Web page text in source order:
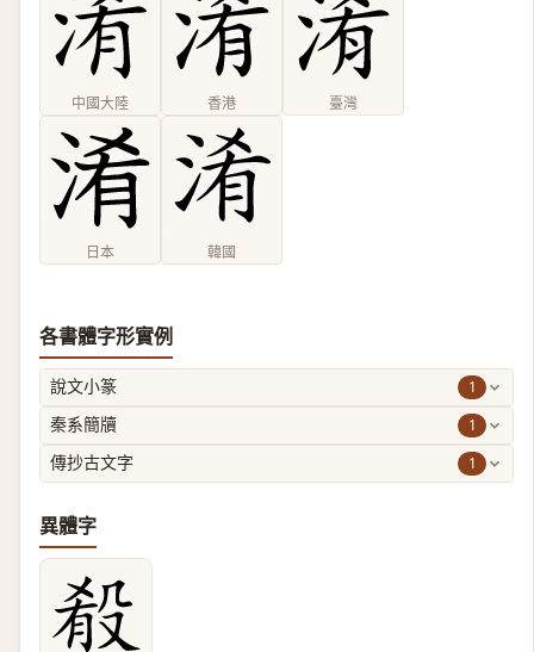
中國大陸 香港 臺灣
日本 韓國
各書體字形實例
說文小篆 1
秦系簡牘 1
傳抄古文字 1
異體字